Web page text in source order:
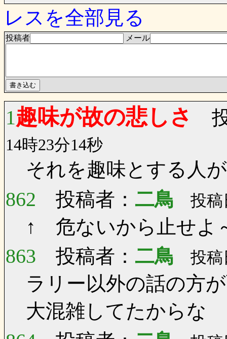
レスを全部見る
投稿者 メール
1趣味が故の悲しさ
14時23分14秒
それを趣味とする人
862 投稿者： 二鳥 投稿
↑ 危ないから止せよ
863 投稿者： 二鳥 投稿
ラリー以外の話の方
大混雑してたからな